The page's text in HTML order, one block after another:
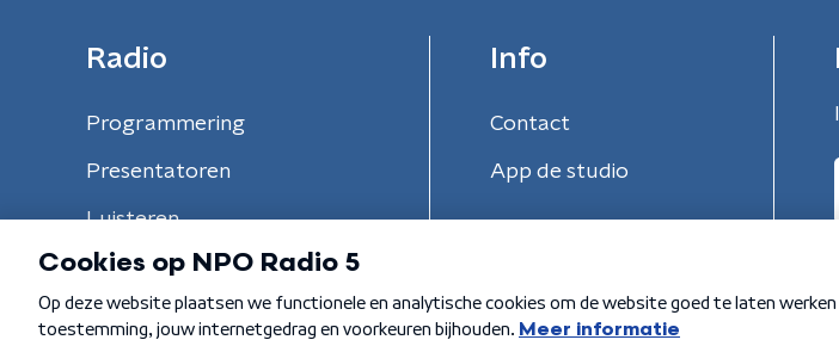
Radio
Programmering
Presentatoren
Luisteren
Info
Contact
App de studio